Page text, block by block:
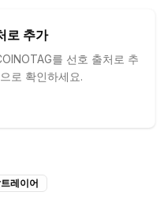
로 추가
를 선호 출처로 추
로 확인하세요.
레이어